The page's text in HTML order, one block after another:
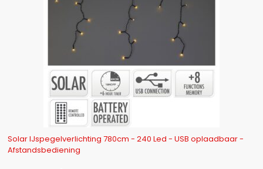
-9%
Solar IJspegelverlichting 780cm - 240 Led - USB oplaadbaar -
Afstandsbediening